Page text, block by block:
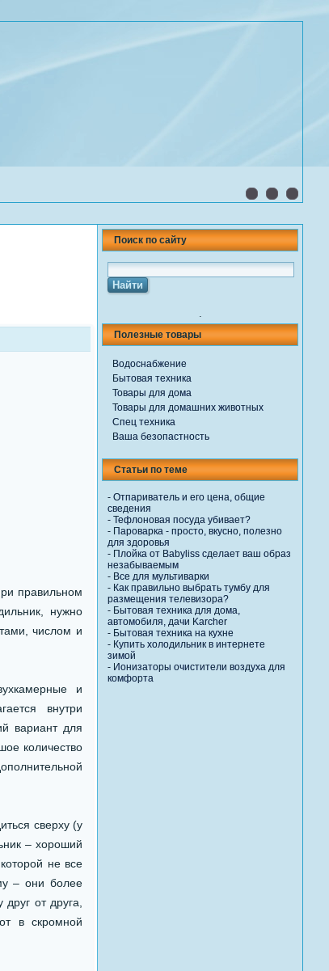
правильном
нужно
числом и
и
внутри
вариант для
количество
сверху (у
– хороший
не все
– они более
от друга,
в скромной
Поиск по сайту
.
Полезные товары
Водоснабжение
Бытовая техника
Товары для дома
Товары для домашних животных
Спец техника
Ваша безопастность
Статьи по теме
- Отпариватель и его цена, общие
сведения
- Тефлоновая посуда убивает?
- Пароварка - просто, вкусно, полезно
для здоровья
- Плойка от Babyliss сделает ваш образ
незабываемым
- Все для мультиварки
- Как правильно выбрать тумбу для
размещения телевизора?
- Бытовая техника для дома,
автомобиля, дачи Karcher
- Бытовая техника на кухне
- Купить холодильник в интернете
зимой
- Ионизаторы очистители воздуха для
комфорта